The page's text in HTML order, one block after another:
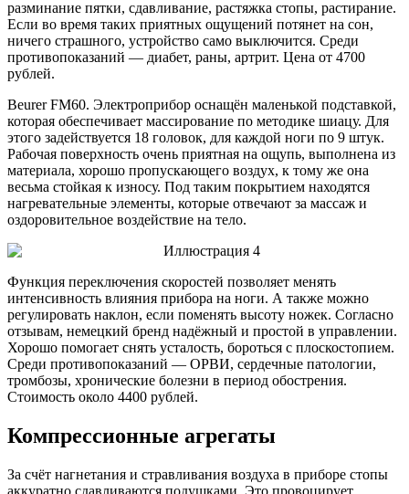
разминание пятки, сдавливание, растяжка стопы, растирание.
Если во время таких приятных ощущений потянет на сон,
ничего страшного, устройство само выключится. Среди
противопоказаний — диабет, раны, артрит. Цена от 4700
рублей.
Beurer FM60. Электроприбор оснащён маленькой подставкой,
которая обеспечивает массирование по методике шиацу. Для
этого задействуется 18 головок, для каждой ноги по 9 штук.
Рабочая поверхность очень приятная на ощупь, выполнена из
материала, хорошо пропускающего воздух, к тому же она
весьма стойкая к износу. Под таким покрытием находятся
нагревательные элементы, которые отвечают за массаж и
оздоровительное воздействие на тело.
Функция переключения скоростей позволяет менять
интенсивность влияния прибора на ноги. А также можно
регулировать наклон, если поменять высоту ножек. Согласно
отзывам, немецкий бренд надёжный и простой в управлении.
Хорошо помогает снять усталость, бороться с плоскостопием.
Среди противопоказаний — ОРВИ, сердечные патологии,
тромбозы, хронические болезни в период обострения.
Стоимость около 4400 рублей.
Компрессионные агрегаты
За счёт нагнетания и стравливания воздуха в приборе стопы